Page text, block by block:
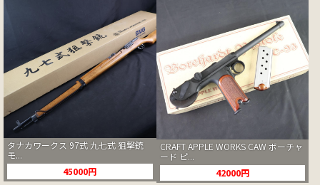
タナカワークス 97式 九七式 狙撃銃
モ...
45000円
CRAFT APPLE WORKS CAW ボーチャ
ード ピ...
42000円